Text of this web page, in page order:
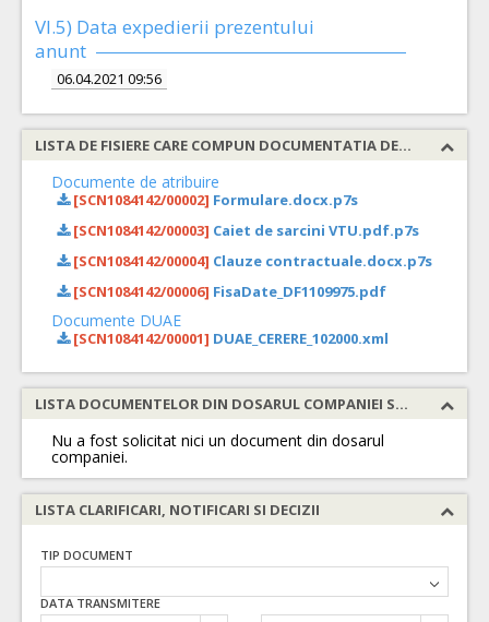
VI.5) Data expedierii prezentului
anunt
06.04.2021 09:56
LISTA DE FISIERE CARE COMPUN DOCUMENTATIA DE ATRIBUIRE
Documente de atribuire
[SCN1084142/00002] Formulare.docx.p7s
[SCN1084142/00003] Caiet de sarcini VTU.pdf.p7s
[SCN1084142/00004] Clauze contractuale.docx.p7s
[SCN1084142/00006] FisaDate_DF1109975.pdf
Documente DUAE
[SCN1084142/00001] DUAE_CERERE_102000.xml
LISTA DOCUMENTELOR DIN DOSARUL COMPANIEI SOLICITATE
Nu a fost solicitat nici un document din dosarul
companiei.
LISTA CLARIFICARI, NOTIFICARI SI DECIZII
TIP DOCUMENT
DATA TRANSMITERE